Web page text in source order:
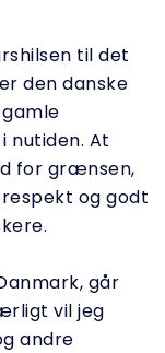
til det
den danske
nutiden. At
for grænsen,
og godt
går
vil jeg
andre